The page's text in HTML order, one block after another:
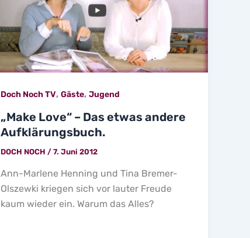
Doch Noch TV,Gäste,Jugend
„Make Love“ – Das etwas andere
Aufklärungsbuch.
DOCH NOCH /7. Juni 2012
Ann-Marlene Henning und Tina Bremer-
Olszewki kriegen sich vor lauter Freude
kaum wieder ein. Warum das Alles?